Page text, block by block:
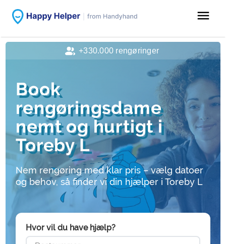
menu
Book
rengøringsdame
nemt og hurtigt i
Toreby L
Nem rengøring med klar pris – vælg datoer
og behov, så finder vi din hjælper i Toreby L
Hvor vil du have hjælp?
+330.000 rengøringer